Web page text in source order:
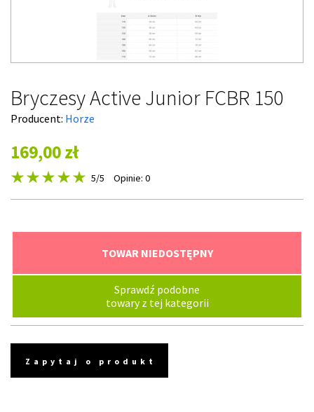
Bryczesy Active Junior FCBR 150
Producent: Horze
169,00 zł
5/5 Opinie: 0
TOWAR NIEDOSTĘPNY
Sprawdź podobne
towary z tej kategorii
Zapytaj o produkt